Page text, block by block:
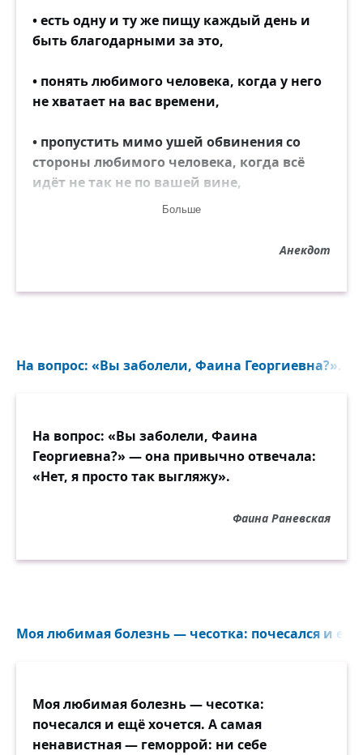
• есть одну и ту же пищу каждый день и
быть благодарными за это,
• понять любимого человека, когда у него
не хватает на вас времени,
• пропустить мимо ушей обвинения со
стороны любимого человека, когда всё
идёт не так не по вашей вине,
• бороться со стрессом без лекарств,
• заснуть без таблеток,
• искренне сказать, что у вас нет
религиозных убеждений, сексуальной
Больше
Анекдот
На вопрос: «Вы заболели, Фаина Георгиевна?»...
На вопрос: «Вы заболели, Фаина
Георгиевна?» — она привычно отвечала:
«Нет, я просто так выгляжу».
Фаина Раневская
Моя любимая болезнь — чесотка: почесался и
Моя любимая болезнь — чесотка:
почесался и ещё хочется. А самая
ненавистная — геморрой: ни себе